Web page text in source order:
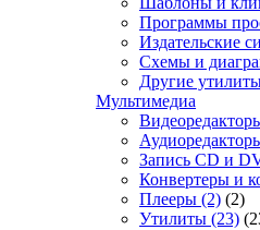
Программы
Издательские
Схемы и
Другие
Мультимедиа
Запись CD и
Конвертеры и
Плееры (2) (2)
Утилиты (23)